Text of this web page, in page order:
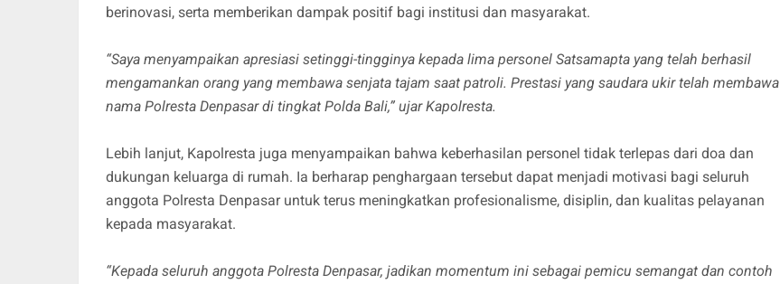
berinovasi, serta memberikan dampak positif bagi institusi dan masyarakat.
“Saya menyampaikan apresiasi setinggi-tingginya kepada lima personel Satsamapta yang telah berhasil
mengamankan orang yang membawa senjata tajam saat patroli. Prestasi yang saudara ukir telah membawa
nama Polresta Denpasar di tingkat Polda Bali,” ujar Kapolresta.
Lebih lanjut, Kapolresta juga menyampaikan bahwa keberhasilan personel tidak terlepas dari doa dan
dukungan keluarga di rumah. Ia berharap penghargaan tersebut dapat menjadi motivasi bagi seluruh
anggota Polresta Denpasar untuk terus meningkatkan profesionalisme, disiplin, dan kualitas pelayanan
kepada masyarakat.
“Kepada seluruh anggota Polresta Denpasar, jadikan momentum ini sebagai pemicu semangat dan contoh